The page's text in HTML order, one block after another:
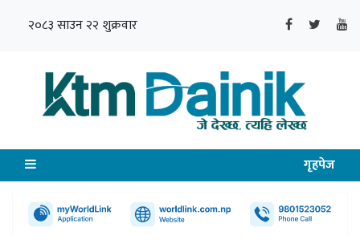
२०८३ साउन २२ शुक्रवार
गृहपेज